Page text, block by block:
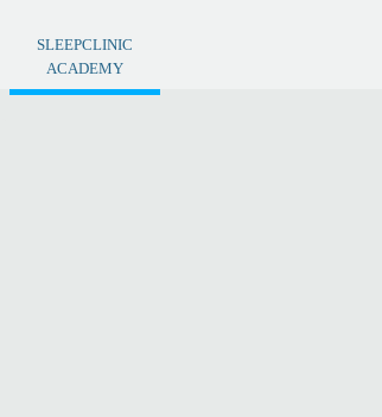
SLEEPCLINIC
ACADEMY